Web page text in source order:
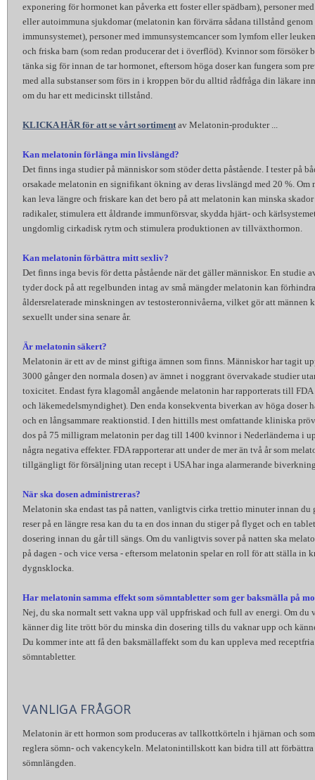
exponering för hormonet kan påverka ett foster eller spädbarn), personer
eller autoimmuna sjukdomar (melatonin kan förvärra sådana tillstånd
immunsystemet), personer med immunsystemcancer som lymfom eller
och friska barn (som redan producerar det i överflöd). Kvinnor som försöker
tänka sig för innan de tar hormonet, eftersom höga doser kan fungera som
med alla substanser som förs in i kroppen bör du alltid rådfråga din läkare
om du har ett medicinskt tillstånd.
KLICKA HÄR för att se vårt sortimentav Melatonin-produkter ...
Kan melatonin förlänga min livslängd?
Det finns inga studier på människor som stöder detta påstående. I tester på
orsakade melatonin en signifikant ökning av deras livslängd med 20 %. Om
kan leva längre och friskare kan det bero på att melatonin kan minska
radikaler, stimulera ett åldrande immunförsvar, skydda hjärt- och
ungdomlig cirkadisk rytm och stimulera produktionen av tillväxthormon.
Kan melatonin förbättra mitt sexliv?
Det finns inga bevis för detta påstående när det gäller människor. En studie
tyder dock på att regelbunden intag av små mängder melatonin kan
åldersrelaterade minskningen av testosteronnivåerna, vilket gör att männen
sexuellt under sina senare år.
Är melatonin säkert?
Melatonin är ett av de minst giftiga ämnen som finns. Människor har tagit
3000 gånger den normala dosen) av ämnet i noggrant övervakade studier
toxicitet. Endast fyra klagomål angående melatonin har rapporterats till
och läkemedelsmyndighet). Den enda konsekventa biverkan av höga doser
och en långsammare reaktionstid. I den hittills mest omfattande kliniska
dos på 75 milligram melatonin per dag till 1400 kvinnor i Nederländerna i
några negativa effekter. FDA rapporterar att under de mer än två år som
tillgängligt för försäljning utan recept i USA har inga alarmerande
När ska dosen administreras?
Melatonin ska endast tas på natten, vanligtvis cirka trettio minuter innan du
reser på en längre resa kan du ta en dos innan du stiger på flyget och en
dosering innan du går till sängs. Om du vanligtvis sover på natten ska
på dagen - och vice versa - eftersom melatonin spelar en roll för att ställa in
dygnsklocka.
Har melatonin samma effekt som sömntabletter som ger baksmälla på
Nej, du ska normalt sett vakna upp väl uppfriskad och full av energi. Om du
känner dig lite trött bör du minska din dosering tills du vaknar upp och
Du kommer inte att få den baksmällaffekt som du kan uppleva med
sömntabletter.
VANLIGA FRÅGOR
Melatonin är ett hormon som produceras av tallkottkörteln i hjärnan och
reglera sömn- och vakencykeln. Melatonintillskott kan bidra till att
sömnlängden.